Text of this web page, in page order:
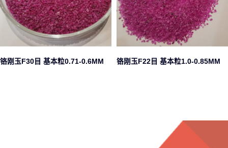
铬刚玉F30目 基本粒0.71-0.6MM 铬刚玉F22目 基本粒1.0-0.85MM